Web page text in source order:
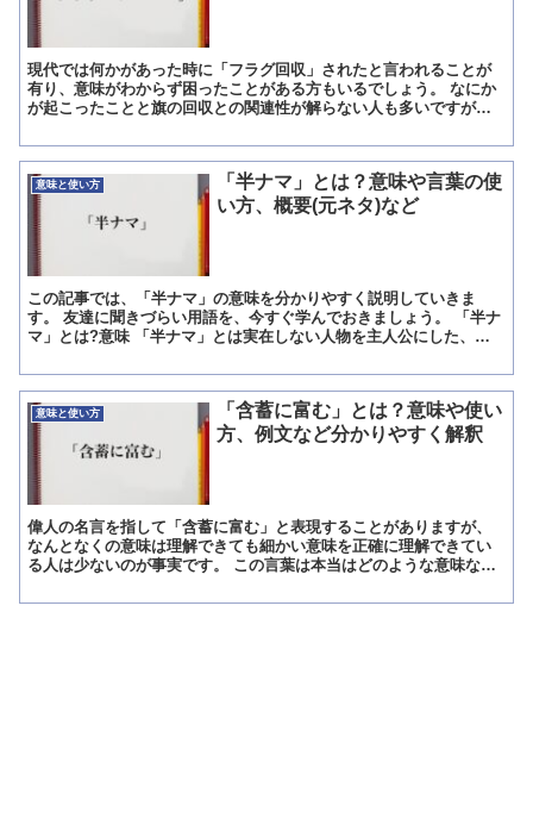
現代では何かがあった時に「フラグ回収」されたと言われることが
有り、意味がわからず困ったことがある方もいるでしょう。 なにか
が起こったことと旗の回収との関連性が解らない人も多いですが、
意味と使い方
「半ナマ」とは？意味や言葉の使
い方、概要(元ネタ)など
この記事では、「半ナマ」の意味を分かりやすく説明していきま
す。 友達に聞きづらい用語を、今すぐ学んでおきましょう。 「半ナ
マ」とは?意味 「半ナマ」とは実在しない人物を主人公にした、架
意味と使い方
「含蓄に富む」とは？意味や使い
方、例文など分かりやすく解釈
偉人の名言を指して「含蓄に富む」と表現することがありますが、
なんとなくの意味は理解できても細かい意味を正確に理解できてい
る人は少ないのが事実です。 この言葉は本当はどのような意味なの